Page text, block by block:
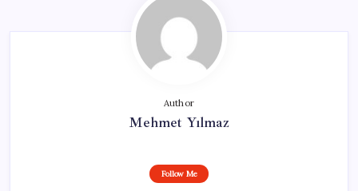
Author
Mehmet Yılmaz
Follow Me